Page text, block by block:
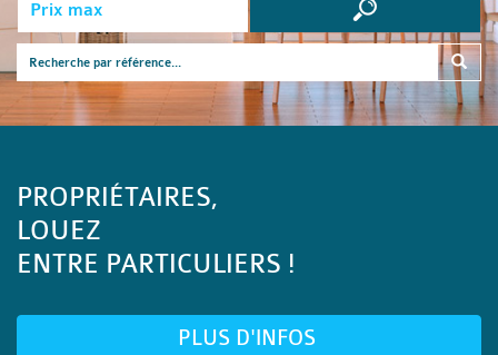
PROPRIÉTAIRES,
LOUEZ
ENTRE PARTICULIERS !
PLUS D'INFOS